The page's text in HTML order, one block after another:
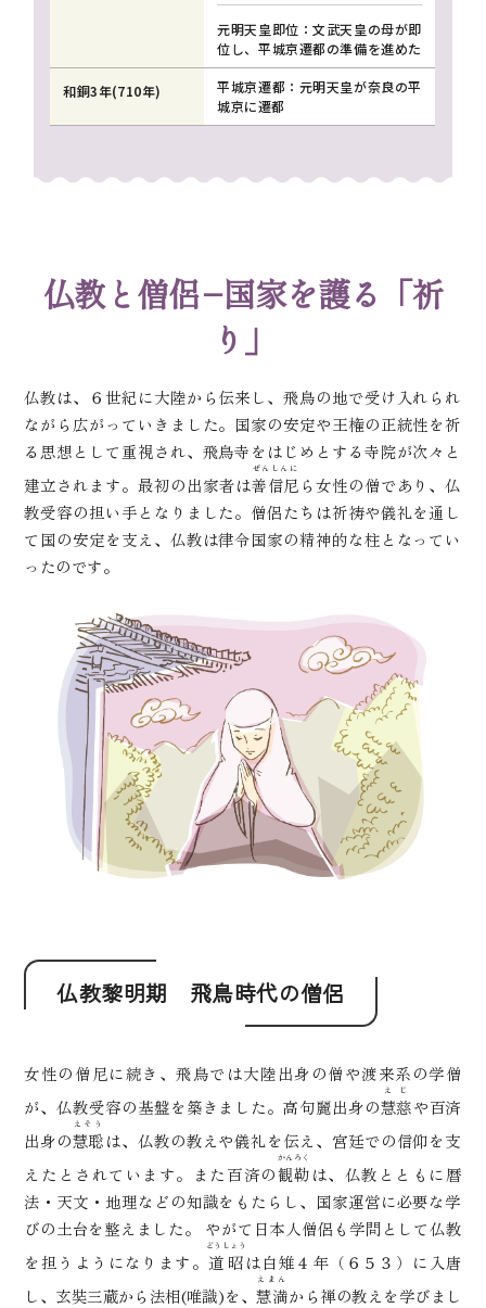
元明天皇即位：文武天皇の母が即
位し、平城京遷都の準備を進めた
和銅3年(710年)
平城京遷都：元明天皇が奈良の平
城京に遷都
仏教と僧侶−国家を護る「祈
り」
仏教は、６世紀に大陸から伝来し、飛鳥の地で受け入れられ
ながら広がっていきました。国家の安定や王権の正統性を祈
る思想として重視され、飛鳥寺をはじめとする寺院が次々と
建立されます。最初の出家者は善信尼
ぜんしんに
ら女性の僧であり、仏
教受容の担い手となりました。僧侶たちは祈祷や儀礼を通し
て国の安定を支え、仏教は律令国家の精神的な柱となってい
ったのです。
仏教黎明期 飛鳥時代の僧侶
女性の僧尼に続き、飛鳥では大陸出身の僧や渡来系の学僧
が、仏教受容の基盤を築きました。高句麗出身の慧慈
えじ
や百済
出身の慧聡
えそう
は、仏教の教えや儀礼を伝え、宮廷での信仰を支
えたとされています。また百済の観勒
かんろく
は、仏教とともに暦
法・天文・地理などの知識をもたらし、国家運営に必要な学
びの土台を整えました。 やがて日本人僧侶も学問として仏教
を担うようになります。道昭
どうしょう
は白雉４年（６５３）に入唐
し、玄奘三蔵から法相(唯識)を、慧満
えまん
から禅の教えを学びまし